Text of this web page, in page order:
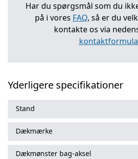
Har du spørgsmål som du
på i vores FAQ, så er du
kontakte os via
Yderligere specifikationer
Stand
Dækmærke
Dækmønster bag-aksel